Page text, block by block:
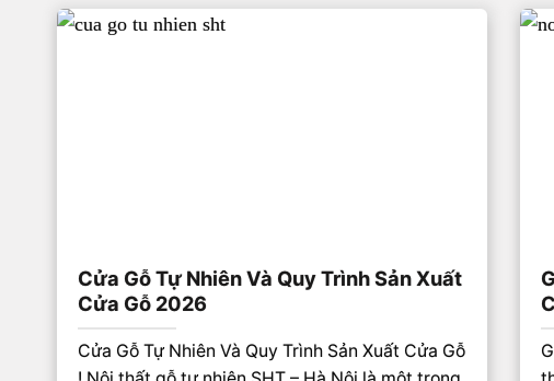
Cửa Gỗ Tự Nhiên Và Quy Trình Sản Xuất
Cửa Gỗ 2026
Cửa Gỗ Tự Nhiên Và Quy Trình Sản Xuất Cửa Gỗ